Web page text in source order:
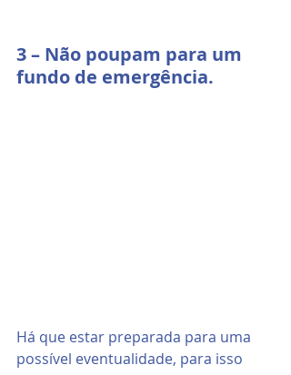
3 – Não poupam para um
fundo de emergência.
Há que estar preparada para uma
possível eventualidade, para isso